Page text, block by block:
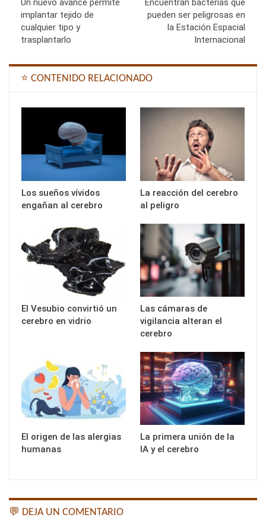
Un nuevo avance permite
implantar tejido de
cualquier tipo y
trasplantarlo
Encuentran bacterias que
pueden ser peligrosas en
la Estación Espacial
Internacional
⭐ CONTENIDO RELACIONADO
Los sueños vívidos
engañan al cerebro
La reacción del cerebro
al peligro
El Vesubio convirtió un
cerebro en vidrio
Las cámaras de
vigilancia alteran el
cerebro
El origen de las alergias
humanas
La primera unión de la
IA y el cerebro
💬 DEJA UN COMENTARIO